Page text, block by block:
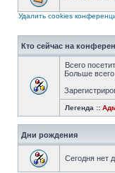
Удалить cookies
Кто сейчас на
Всего
Больше
Легенда ::
Дни рождения
Сегодня нет